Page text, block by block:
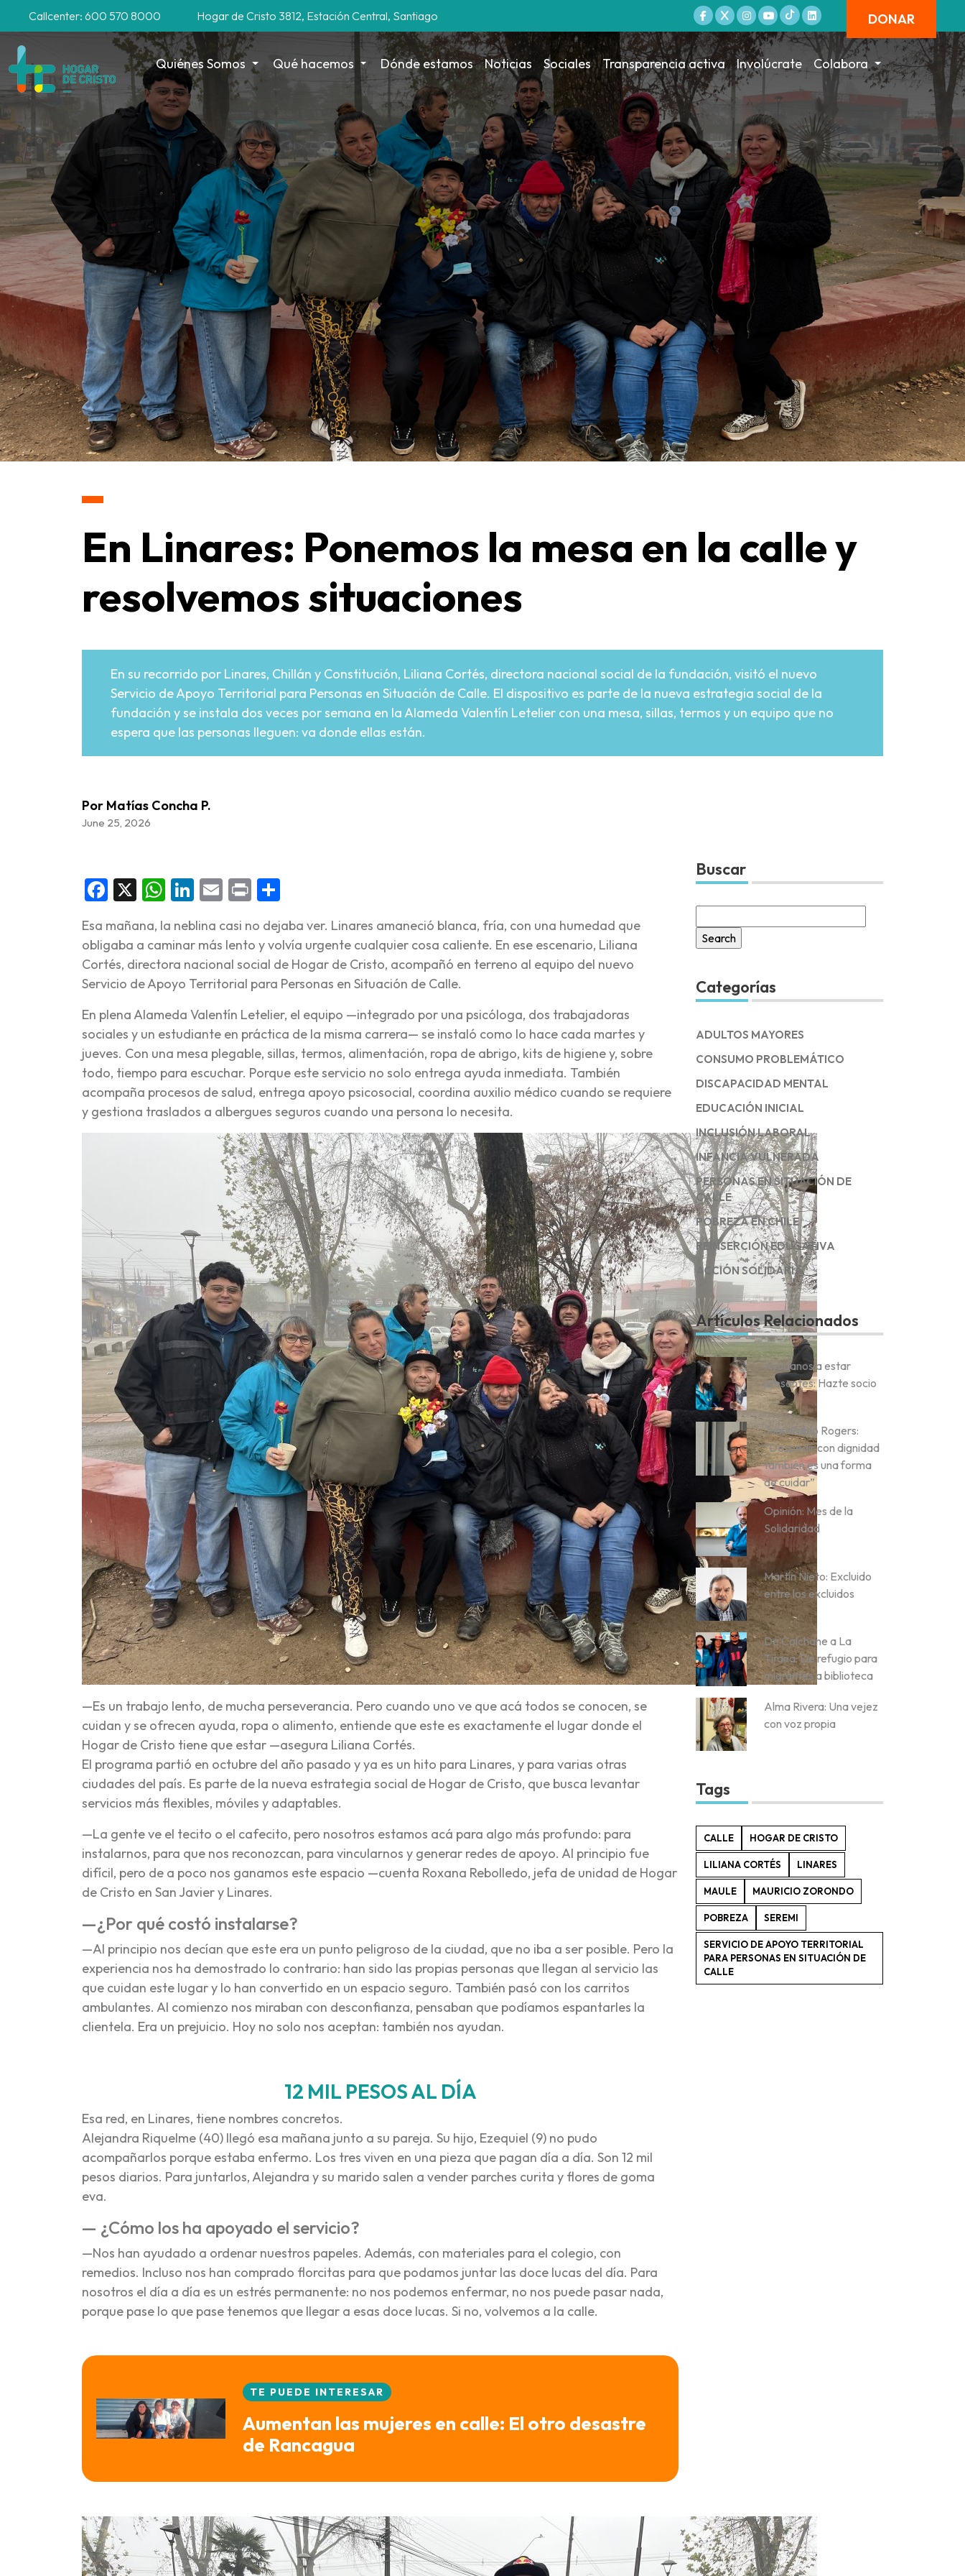
Callcenter: 600 570 8000 Hogar de Cristo 3812, Estación Central, Santiago DONAR
Quiénes Somos Qué hacemos Dónde estamos Noticias Sociales Transparencia activa Involúcrate Colabora
En Linares: Ponemos la mesa en la calle y
resolvemos situaciones
En su recorrido por Linares, Chillán y Constitución, Liliana Cortés, directora nacional social de la fundación, visitó el nuevo
Servicio de Apoyo Territorial para Personas en Situación de Calle. El dispositivo es parte de la nueva estrategia social de la
fundación y se instala dos veces por semana en la Alameda Valentín Letelier con una mesa, sillas, termos y un equipo que no
espera que las personas lleguen: va donde ellas están.
Por Matías Concha P.
June 25, 2026
Facebook
X WhatsApp
LinkedIn
Email
Print
Esa mañana, la neblina casi no dejaba ver. Linares amaneció blanca, fría, con una humedad que
obligaba a caminar más lento y volvía urgente cualquier cosa caliente. En ese escenario, Liliana
Cortés, directora nacional social de Hogar de Cristo, acompañó en terreno al equipo del nuevo
Servicio de Apoyo Territorial para Personas en Situación de Calle.
En plena Alameda Valentín Letelier, el equipo —integrado por una psicóloga, dos trabajadoras
sociales y un estudiante en práctica de la misma carrera— se instaló como lo hace cada martes y
jueves. Con una mesa plegable, sillas, termos, alimentación, ropa de abrigo, kits de higiene y, sobre
todo, tiempo para escuchar. Porque este servicio no solo entrega ayuda inmediata. También
acompaña procesos de salud, entrega apoyo psicosocial, coordina auxilio médico cuando se requiere
y gestiona traslados a albergues seguros cuando una persona lo necesita.
—Es un trabajo lento, de mucha perseverancia. Pero cuando uno ve que acá todos se conocen, se
cuidan y se ofrecen ayuda, ropa o alimento, entiende que este es exactamente el lugar donde el
Hogar de Cristo tiene que estar —asegura Liliana Cortés.
El programa partió en octubre del año pasado y ya es un hito para Linares, y para varias otras
ciudades del país. Es parte de la nueva estrategia social de Hogar de Cristo, que busca levantar
servicios más flexibles, móviles y adaptables.
—La gente ve el tecito o el cafecito, pero nosotros estamos acá para algo más profundo: para
instalarnos, para que nos reconozcan, para vincularnos y generar redes de apoyo. Al principio fue
difícil, pero de a poco nos ganamos este espacio —cuenta Roxana Rebolledo, jefa de unidad de Hogar
de Cristo en San Javier y Linares.
—¿Por qué costó instalarse?
—Al principio nos decían que este era un punto peligroso de la ciudad, que no iba a ser posible. Pero la
experiencia nos ha demostrado lo contrario: han sido las propias personas que llegan al servicio las
que cuidan este lugar y lo han convertido en un espacio seguro. También pasó con los carritos
ambulantes. Al comienzo nos miraban con desconfianza, pensaban que podíamos espantarles la
clientela. Era un prejuicio. Hoy no solo nos aceptan: también nos ayudan.
12 MIL PESOS AL DÍA
Esa red, en Linares, tiene nombres concretos.
Alejandra Riquelme (40) llegó esa mañana junto a su pareja. Su hijo, Ezequiel (9) no pudo
acompañarlos porque estaba enfermo. Los tres viven en una pieza que pagan día a día. Son 12 mil
pesos diarios. Para juntarlos, Alejandra y su marido salen a vender parches curita y flores de goma
eva.
— ¿Cómo los ha apoyado el servicio?
—Nos han ayudado a ordenar nuestros papeles. Además, con materiales para el colegio, con
remedios. Incluso nos han comprado florcitas para que podamos juntar las doce lucas del día. Para
nosotros el día a día es un estrés permanente: no nos podemos enfermar, no nos puede pasar nada,
porque pase lo que pase tenemos que llegar a esas doce lucas. Si no, volvemos a la calle.
TE PUEDE INTERESAR
Aumentan las mujeres en calle: El otro desastre
de Rancagua
Buscar
for:
Categorías
ADULTOS MAYORES
CONSUMO PROBLEMÁTICO
DISCAPACIDAD MENTAL
EDUCACIÓN INICIAL
INCLUSIÓN LABORAL
INFANCIA VULNERADA
PERSONAS EN SITUACIÓN DE
CALLE
POBREZA EN CHILE
REINSERCIÓN EDUCATIVA
ACCIÓN SOLIDARIA
Artículos Relacionados
Ayúdanos a estar
presentes: Hazte socio
Juan Pablo Rogers:
“Despedir con dignidad
también es una forma
de cuidar”
Opinión: Mes de la
Solidaridad
Martín Nieto: Excluido
entre los excluidos
De Colchane a La
Tirana: De refugio para
migrantes a biblioteca
Alma Rivera: Una vejez
con voz propia
Tags
CALLE HOGAR DE CRISTO
LILIANA CORTÉS LINARES
MAULE MAURICIO ZORONDO
POBREZA SEREMI
SERVICIO DE APOYO TERRITORIAL
PARA PERSONAS EN SITUACIÓN DE
CALLE